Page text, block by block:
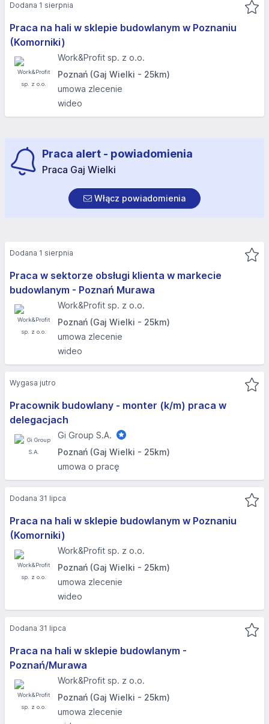
Praca na hali w sklepie budowlanym w Poznaniu
(Komorniki) ​
Work&Profit sp. z o.o.
Poznań (Gaj Wielki - 25km)
umowa zlecenie
wideo
Dodana 1 sierpnia
Praca alert - powiadomienia
Praca Gaj Wielki
Włącz powiadomienia
Praca w sektorze obsługi klienta w markecie
budowlanym - Poznań Murawa
Work&Profit sp. z o.o.
Poznań (Gaj Wielki - 25km)
umowa zlecenie
wideo
Dodana 1 sierpnia
Pracownik budowlany - monter (k/m) praca w
delegacjach
Gi Group S.A.
Poznań (Gaj Wielki - 25km)
umowa o pracę
Wygasa jutro
Praca na hali w sklepie budowlanym w Poznaniu
(Komorniki) ​
Work&Profit sp. z o.o.
Poznań (Gaj Wielki - 25km)
umowa zlecenie
wideo
Dodana 31 lipca
Praca na hali w sklepie budowlanym -
Poznań/Murawa
Work&Profit sp. z o.o.
Poznań (Gaj Wielki - 25km)
umowa zlecenie
Dodana 31 lipca